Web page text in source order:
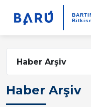
Haber Arşiv
Haber Arşiv